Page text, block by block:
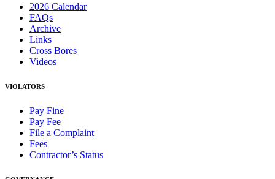
2026 Calendar
FAQs
Archive
Links
Cross Bores
Videos
VIOLATORS
Pay Fine
Pay Fee
File a Complaint
Fees
Contractor’s Status